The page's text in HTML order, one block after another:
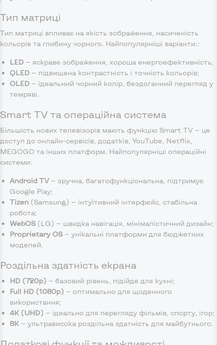
Тип матриці
Тип матриці впливає на якість зображення, насиченість
кольорів та глибину чорного. Найпопулярніші варіанти::
LED — яскраве зображення, хороша енергоефективність;
QLED — підвищена контрастність і точність кольорів;
OLED — ідеальний чорний колір, бездоганний перегляд у
темряві.
Smart TV та операційна система
Більшість нових телевізорів мають функцію Smart TV — це
доступ до онлайн-сервісів, додатків, YouTube, Netflix,
MEGOGO та інших платформ. Найпопулярніші операційні
системи:
Android TV— зручна, багатофункціональна, підтримує
Google Play;
Tizen (Samsung) — інтуїтивний інтерфейс, стабільна
робота;
WebOS(LG) — швидка навігація, мінімалістичний дизайн;
Proprietary OS— унікальні платформи для бюджетних
моделей.
Роздільна здатність екрана
HD (720p) — базовий рівень, підійде для кухні;
Full HD (1080p) — оптимально для щоденного
використання;
4K (UHD) — ідеально для перегляду фільмів, спорту, ігор;
8K — ультрависока роздільна здатність для майбутнього.